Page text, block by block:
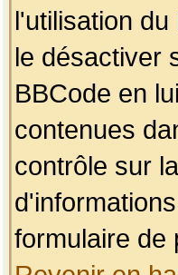
l'utilisation
le désactiver
BBCode en
contenues
contrôle sur
formulaire de